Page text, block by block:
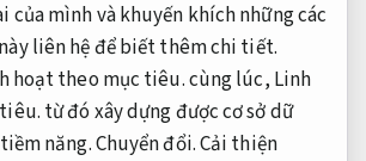
của mình và khuyến khích những các
liên hệ để biết thêm chi tiết.
hoạt theo mục tiêu.cùng lúc, Linh
từ đó xây dựng được cơ sở dữ
năng.Chuyển đổi.Cải thiện